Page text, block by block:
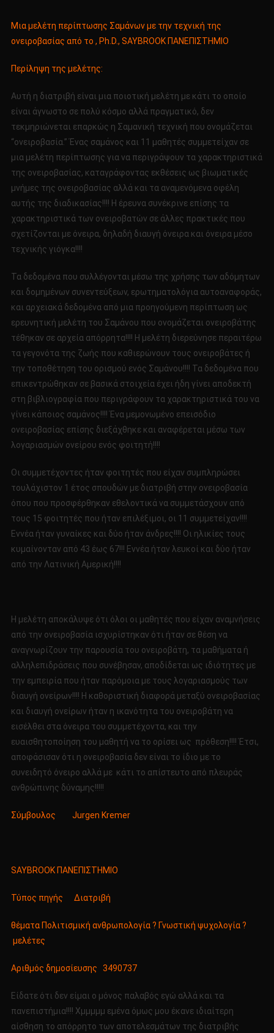
Μια μελέτη περίπτωσης Σαμάνων με την τεχνική της
ονειροβασίας από το , Ph.D., SAYBROOK ΠΑΝΕΠΙΣΤΗΜΙΟ
Περίληψη της μελέτης:
Αυτή η διατριβή είναι μια ποιοτική μελέτη με κάτι το οποίο
είναι άγνωστο σε πολύ κόσμο αλλά πραγματικό, δεν
τεκμηριώνεται επαρκώς η Σαμανική τεχνική που ονομάζεται
“ονειροβασία.” Ένας σαμάνος και 11 μαθητές συμμετείχαν σε
μια μελέτη περίπτωσης για να περιγράψουν τα χαρακτηριστικά
της ονειροβασίας, καταγράφοντας εκθέσεις ως βιωματικές
μνήμες της ονειροβασίας αλλά και τα αναμενόμενα οφέλη
αυτής της διαδικασίας!!!! Η έρευνα συνέκρινε επίσης τα
χαρακτηριστικά των ονειροβατών σε άλλες πρακτικές που
σχετίζονται με όνειρα, δηλαδή διαυγή όνειρα και όνειρα μέσο
τεχνικής γιόγκα!!!!
Τα δεδομένα που συλλέγονται μέσω της χρήσης των αδόμητων
και δομημένων συνεντεύξεων, ερωτηματολόγια αυτοαναφοράς,
και αρχειακά δεδομένα από μια προηγούμενη περίπτωση ως
ερευνητική μελέτη του Σαμάνου που ονομάζεται ονειροβάτης
τέθηκαν σε αρχεία απόρρητα!!!! Η μελέτη διερεύνησε περαιτέρω
τα γεγονότα της ζωής που καθιερώνουν τους ονειροβάτες ή
την τοποθέτηση του ορισμού ενός Σαμάνου!!!! Τα δεδομένα που
επικεντρώθηκαν σε βασικά στοιχεία έχει ήδη γίνει αποδεκτή
στη βιβλιογραφία που περιγράφουν τα χαρακτηριστικά του να
γίνει κάποιος σαμάνος!!!! Ένα μεμονωμένο επεισόδιο
ονειροβασίας επίσης διεξάχθηκε και αναφέρεται μέσω των
λογαριασμών ονείρου ενός φοιτητή!!!!
Οι συμμετέχοντες ήταν φοιτητές που είχαν συμπληρώσει
τουλάχιστον 1 έτος σπουδών με διατριβή στην ονειροβασία
όπου που προσφέρθηκαν εθελοντικά να συμμετάσχουν από
τους 15 φοιτητές που ήταν επιλέξιμοι, οι 11 συμμετείχαν!!!!
Εννέα ήταν γυναίκες και δύο ήταν άνδρες!!!! Οι ηλικίες τους
κυμαίνονταν από 43 έως 67!!! Εννέα ήταν λευκοί και δύο ήταν
από την Λατινική Αμερική!!!!
Η μελέτη αποκάλυψε ότι όλοι οι μαθητές που είχαν αναμνήσεις
από την ονειροβασία ισχυρίστηκαν ότι ήταν σε θέση να
αναγνωρίζουν την παρουσία του ονειροβάτη, τα μαθήματα ή
αλληλεπιδράσεις που συνέβησαν, αποδίδεται ως ιδιότητες με
την εμπειρία που ήταν παρόμοια με τους λογαριασμούς των
διαυγή ονείρων!!!! Η καθοριστική διαφορά μεταξύ ονειροβασίας
και διαυγή ονείρων ήταν η ικανότητα του ονειροβάτη να
εισέλθει στα όνειρα του συμμετέχοντα, και την
ευαισθητοποίηση του μαθητή να το ορίσει ως πρόθεση!!!! Έτσι,
αποφάσισαν ότι η ονειροβασία δεν είναι το ίδιο με το
συνειδητό όνειρο αλλά με κάτι το απίστευτο από πλευράς
ανθρώπινης δύναμης!!!!!
Σύμβουλος Jurgen Kremer
SAYBROOK ΠΑΝΕΠΙΣΤΗΜΙΟ
Τύπος πηγής Διατριβή
θέματα Πολιτισμική ανθρωπολογία ? Γνωστική ψυχολογία ?
μελέτες
Αριθμός δημοσίευσης 3490737
Είδατε ότι δεν είμαι ο μόνος παλαβός εγώ αλλά και τα
πανεπιστήμια!!!! Χμμμμμ εμένα όμως μου έκανε ιδιαίτερη
αίσθηση το απόρρητο των αποτελεσμάτων της διατριβής